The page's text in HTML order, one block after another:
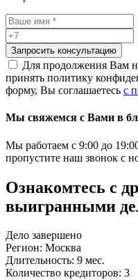
Запросить консультацию
Для продолжения Вам
принять политику
форму, Вы соглашаетесь с
Мы свяжемся с Вами в
Мы работаем с 9:00 до
пропустите наш звонок с
Ознакомтесь c
выигранными
Дело завершено
Регион: Москва
Длительность: 9 мес.
Количество кредиторов: 3